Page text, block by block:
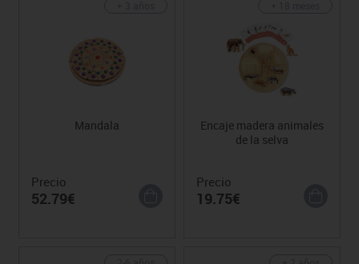
Mandala
Precio
52.79€
Encaje madera animales
de la selva
Precio
19.75€